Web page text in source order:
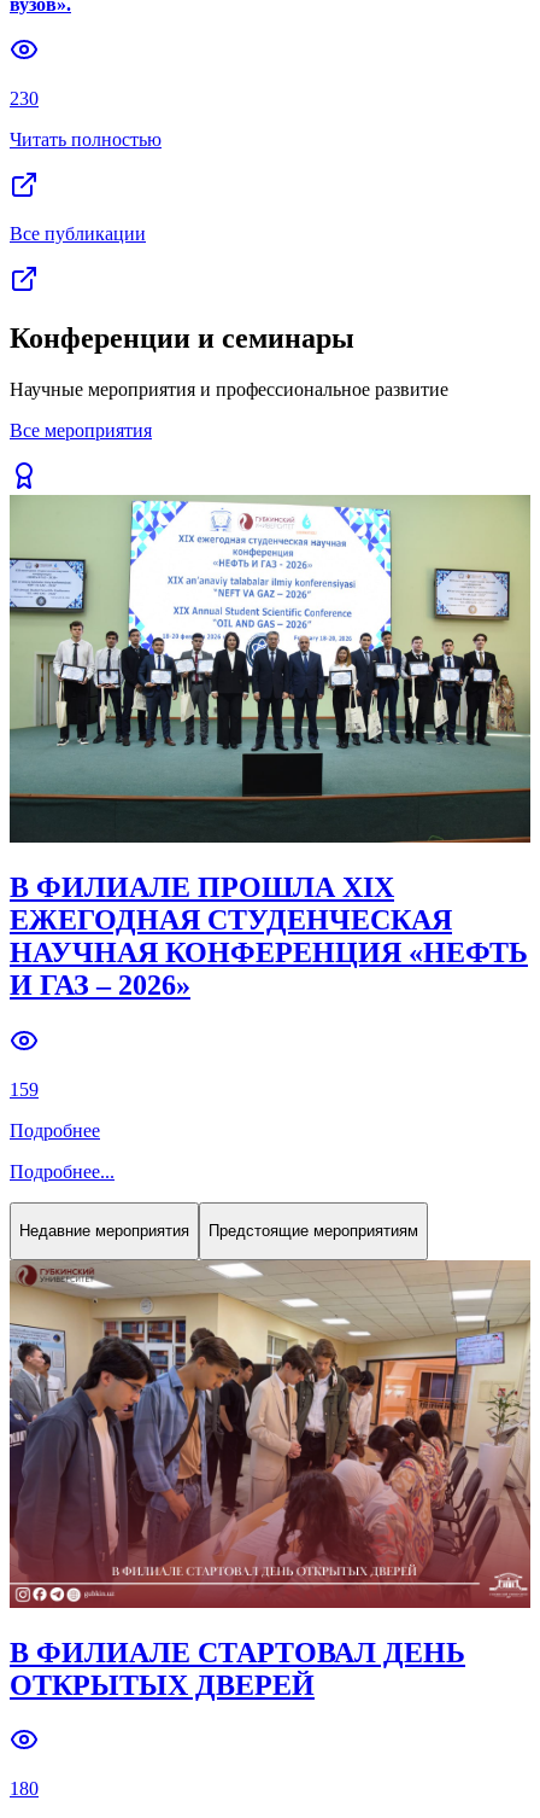
вузов».
230
Читать полностью
Все публикации
Конференции и семинары
Научные мероприятия и профессиональное развитие
Все мероприятия
В ФИЛИАЛЕ ПРОШЛА XIX
ЕЖЕГОДНАЯ СТУДЕНЧЕСКАЯ
НАУЧНАЯ КОНФЕРЕНЦИЯ «НЕФТЬ
И ГАЗ – 2026»
159
Подробнее
Подробнее...
Недавние мероприятия Предстоящие мероприятиям
В ФИЛИАЛЕ СТАРТОВАЛ ДЕНЬ
ОТКРЫТЫХ ДВЕРЕЙ
180